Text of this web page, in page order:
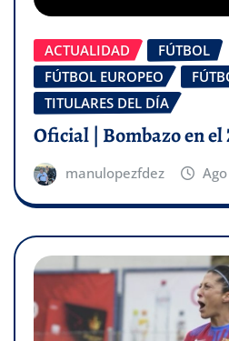
ACTUALIDAD
FÚTBOL
FÚTBOL EUROPEO
TITULARES DEL DÍA
Oficial | Bombazo en el
manulopezfdez